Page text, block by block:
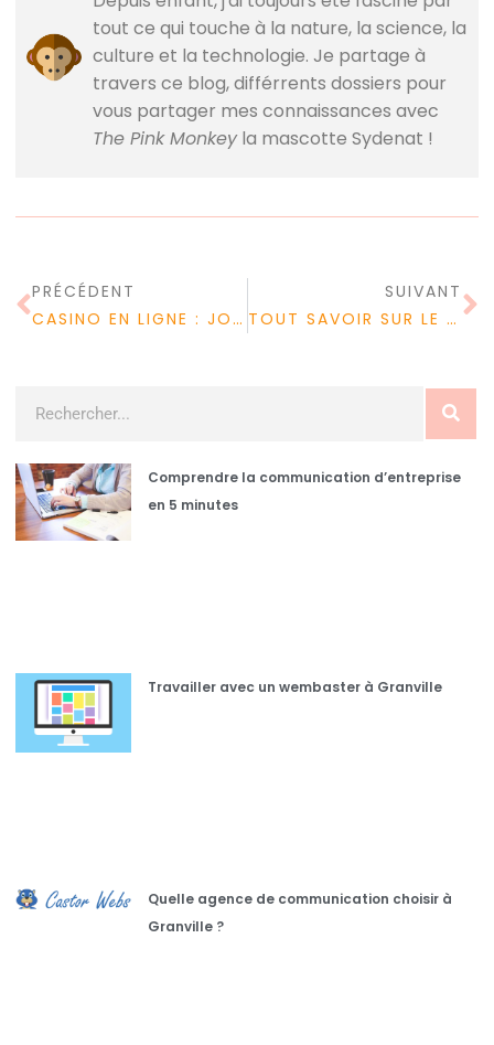
tout ce qui touche à la nature, la science, la
culture et la technologie. Je partage à
travers ce blog, différrents dossiers pour
vous partager mes connaissances avec
The Pink Monkeyla mascotte Sydenat !
PRÉCÉDENT
CASINO EN LIGNE : JOUER SANS TÉLÉCHARGER NI INSTALLER
SUIVANT
TOUT SAVOIR SUR LE CASINO EN LIGNE SUISSE
Comprendre la communication d’entreprise
en 5 minutes
Travailler avec un wembaster à Granville
Quelle agence de communication choisir à
Granville ?